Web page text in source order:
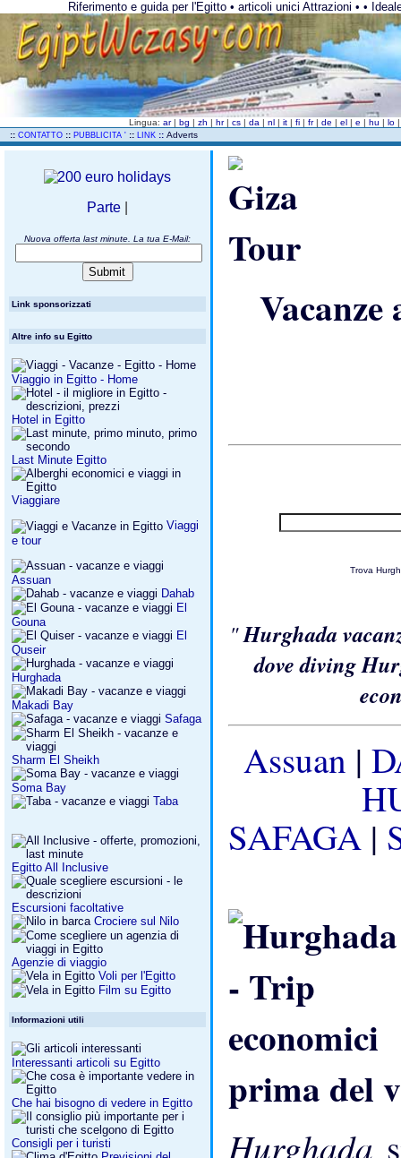
Riferimento e guida per l'Egitto • articoli unici Attrazioni • •
Lingua:ar |bg |zh |hr |cs |da |nl |it |fi |fr |de |el |e |hu |lo
:: CONTATTO :: PUBBLICITA ' :: LINK :: Adverts
Parte
Nuova offerta last minute. La tua E-Mail:
Link sponsorizzati
Altre info su Egitto
Viaggio in Egitto - Home
Hotel in Egitto
Last Minute Egitto
Viaggiare
Viaggi
e tour
Assuan
Dahab
El
Gouna
El
Quseir
Hurghada
Makadi Bay
Safaga
Sharm El Sheikh
Soma Bay
Taba
Egitto All Inclusive
Escursioni facoltative
Crociere sul Nilo
Agenzie di viaggio
Voli per l'Egitto
Film su Egitto
Informazioni utili
Interessanti articoli su Egitto
Che hai bisogno di vedere in Egitto
Consigli per i turisti
Trova
"Hurghada
dove diving
Assuan |
SAFAGA |
prima del
Hurghada